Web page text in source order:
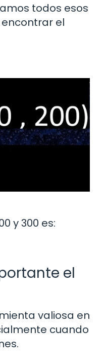
todos esos
el
y 300 es:
el
valiosa en
cuando